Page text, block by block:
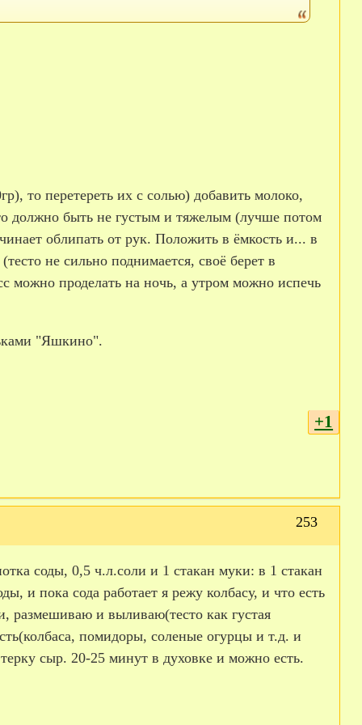
то перетереть их с солью) добавить молоко,
должно быть не густым и тяжелым (лучше потом
облипать от рук. Положить в ёмкость и... в
не сильно поднимается, своё берет в
можно проделать на ночь, а утром можно испечь
"Яшкино".
+1
253
соды, 0,5 ч.л.соли и 1 стакан муки: в 1 стакан
и пока сода работает я режу колбасу, и что есть
размешиваю и выливаю(тесто как густая
помидоры, соленые огурцы и т.д. и
сыр. 20-25 минут в духовке и можно есть.